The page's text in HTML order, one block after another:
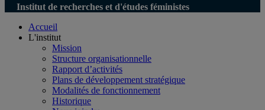
Institut de recherches et d'études féministes
Accueil
L'institut
Mission
Structure organisationnelle
Rapport d’activités
Plans de développement stratégique
Modalités de fonctionnement
Historique